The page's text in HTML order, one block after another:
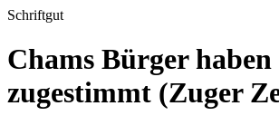
Schriftgut
Chams Bürger haben
zugestimmt (Zuger